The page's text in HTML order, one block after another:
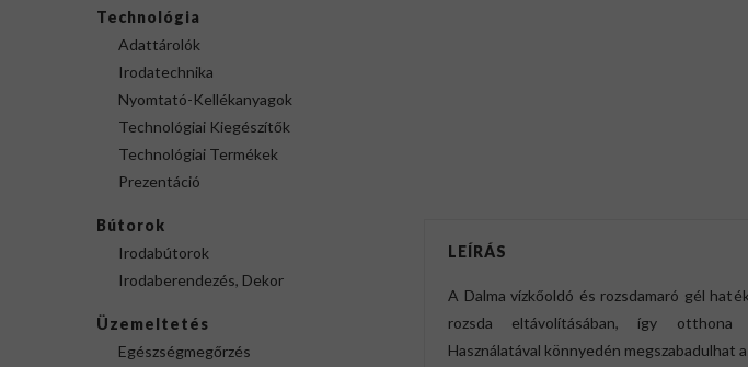
Technológia
Adattárolók
Irodatechnika
Nyomtató-Kellékanyagok
Technológiai Kiegészítők
Technológiai Termékek
Prezentáció
Bútorok
Irodabútorok
Irodaberendezés, Dekor
Üzemeltetés
Egészségmegőrzés
LEÍRÁS
A Dalma vízkőoldó és rozsdamaró gél
rozsda eltávolításában, így otthona
Használatával könnyedén